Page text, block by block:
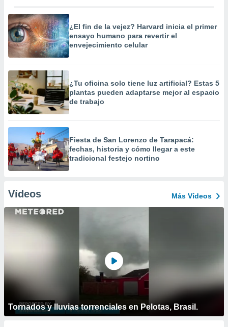
¿El fin de la vejez? Harvard inicia el primer
ensayo humano para revertir el
envejecimiento celular
¿Tu oficina solo tiene luz artificial? Estas 5
plantas pueden adaptarse mejor al espacio
de trabajo
Fiesta de San Lorenzo de Tarapacá:
fechas, historia y cómo llegar a este
tradicional festejo nortino
Vídeos Más Vídeos
Tornados y lluvias torrenciales en Pelotas, Brasil.